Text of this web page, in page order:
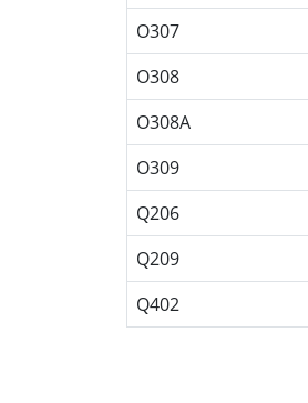
O307
O308
O308A
O309
Q206
Q209
Q402